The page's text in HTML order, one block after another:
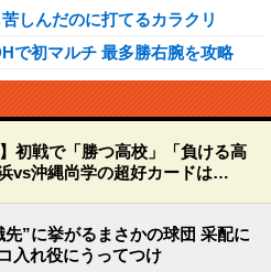
しんだのに打てるカラクリ
で初マルチ 最多勝右腕を攻略
初戦で「勝つ高校」「負ける高
vs沖縄尚学の超好カードは…
”に挙がるまさかの球団 采配に
入れ役にうってつけ